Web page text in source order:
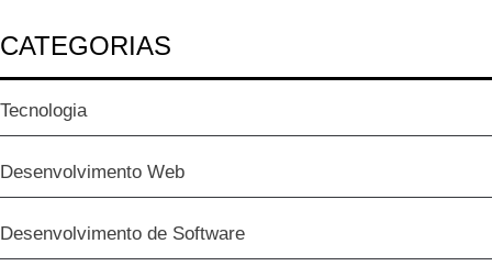
CATEGORIAS
Tecnologia
Desenvolvimento Web
Desenvolvimento de Software